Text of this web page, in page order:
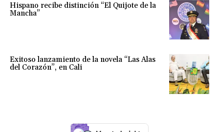
Hispano recibe distinción “El Quijote de la
Mancha”
Exitoso lanzamiento de la novela “Las Alas
del Corazón”, en Cali